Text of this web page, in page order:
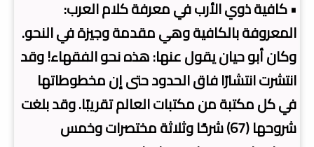
• كافية ذوي الأرب في معرفة كلام العرب:
المعروفة بالكافية وهي مقدمة وجيزة في النحو.
وكان أبو حيان يقول عنها: هذه نحو الفقهاء! وقد
انتشرت انتشارًا فاق الحدود حتى إن مخطوطاتها
في كل مكتبة من مكتبات العالم تقريبًا. وقد بلغت
شروحها (67) شرحًا وثلاثة مختصرات وخمس